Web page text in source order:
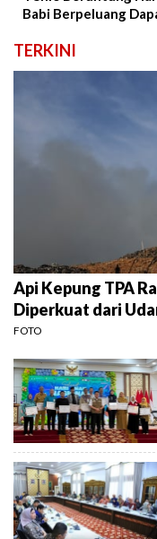
Babi Berpeluang
TERKINI
Api Kepung TPA
Diperkuat dari
FOTO